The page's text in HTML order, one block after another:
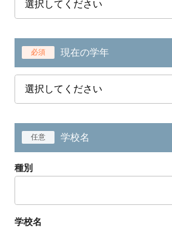
必須 現在の学年
任意 学校名
種別
学校名